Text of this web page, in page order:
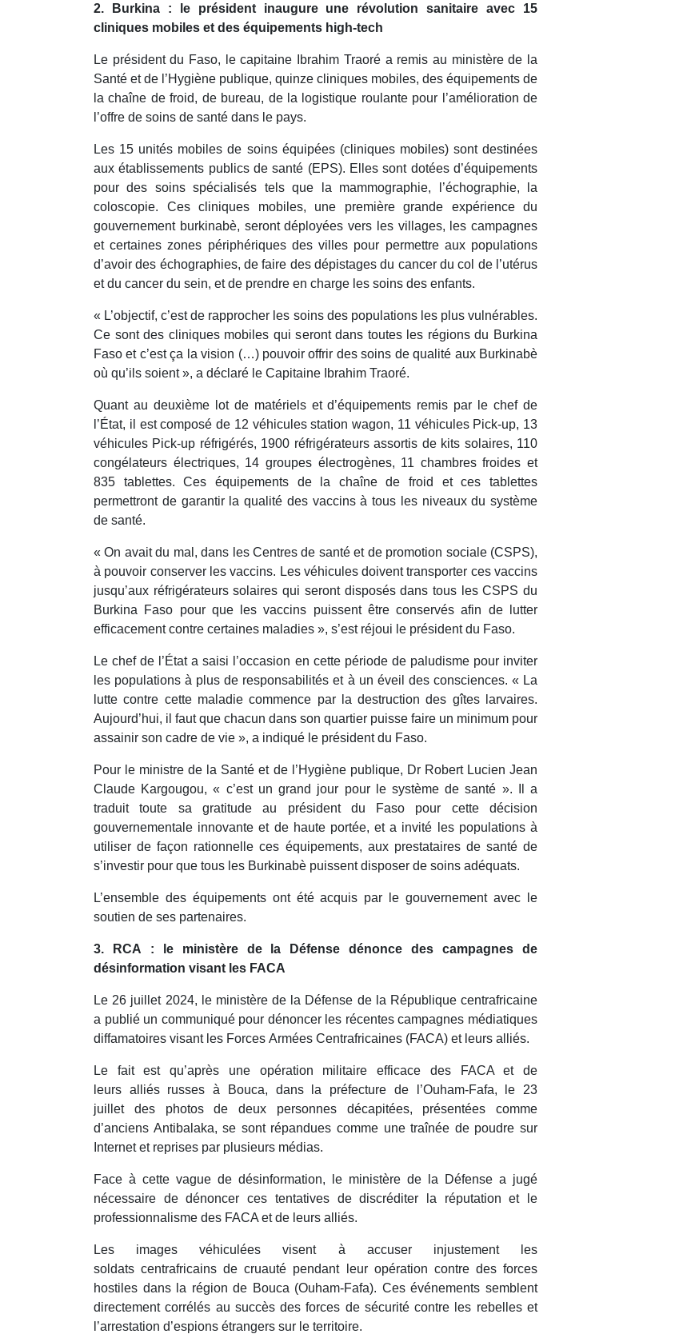
2. Burkina : le président inaugure une révolution sanitaire avec 15
cliniques mobiles et des équipements high-tech
Le président du Faso, le capitaine Ibrahim Traoré a remis au ministère de la
Santé et de l’Hygiène publique, quinze cliniques mobiles, des équipements de
la chaîne de froid, de bureau, de la logistique roulante pour l’amélioration de
l’offre de soins de santé dans le pays.
Les 15 unités mobiles de soins équipées (cliniques mobiles) sont destinées
aux établissements publics de santé (EPS). Elles sont dotées d’équipements
pour des soins spécialisés tels que la mammographie, l’échographie, la
coloscopie. Ces cliniques mobiles, une première grande expérience du
gouvernement burkinabè, seront déployées vers les villages, les campagnes
et certaines zones périphériques des villes pour permettre aux populations
d’avoir des échographies, de faire des dépistages du cancer du col de l’utérus
et du cancer du sein, et de prendre en charge les soins des enfants.
« L’objectif, c’est de rapprocher les soins des populations les plus vulnérables.
Ce sont des cliniques mobiles qui seront dans toutes les régions du Burkina
Faso et c’est ça la vision (…) pouvoir offrir des soins de qualité aux Burkinabè
où qu’ils soient », a déclaré le Capitaine Ibrahim Traoré.
Quant au deuxième lot de matériels et d’équipements remis par le chef de
l’État, il est composé de 12 véhicules station wagon, 11 véhicules Pick-up, 13
véhicules Pick-up réfrigérés, 1900 réfrigérateurs assortis de kits solaires, 110
congélateurs électriques, 14 groupes électrogènes, 11 chambres froides et
835 tablettes. Ces équipements de la chaîne de froid et ces tablettes
permettront de garantir la qualité des vaccins à tous les niveaux du système
de santé.
« On avait du mal, dans les Centres de santé et de promotion sociale (CSPS),
à pouvoir conserver les vaccins. Les véhicules doivent transporter ces vaccins
jusqu’aux réfrigérateurs solaires qui seront disposés dans tous les CSPS du
Burkina Faso pour que les vaccins puissent être conservés afin de lutter
efficacement contre certaines maladies », s’est réjoui le président du Faso.
Le chef de l’État a saisi l’occasion en cette période de paludisme pour inviter
les populations à plus de responsabilités et à un éveil des consciences. « La
lutte contre cette maladie commence par la destruction des gîtes larvaires.
Aujourd’hui, il faut que chacun dans son quartier puisse faire un minimum pour
assainir son cadre de vie », a indiqué le président du Faso.
Pour le ministre de la Santé et de l’Hygiène publique, Dr Robert Lucien Jean
Claude Kargougou, « c’est un grand jour pour le système de santé ». Il a
traduit toute sa gratitude au président du Faso pour cette décision
gouvernementale innovante et de haute portée, et a invité les populations à
utiliser de façon rationnelle ces équipements, aux prestataires de santé de
s’investir pour que tous les Burkinabè puissent disposer de soins adéquats.
L’ensemble des équipements ont été acquis par le gouvernement avec le
soutien de ses partenaires.
3. RCA : le ministère de la Défense dénonce des campagnes de
désinformation visant les FACA
Le 26 juillet 2024, le ministère de la Défense de la République centrafricaine
a publié un communiqué pour dénoncer les récentes campagnes médiatiques
diffamatoires visant les Forces Armées Centrafricaines (FACA) et leurs alliés.
Le fait est qu’après une opération militaire efficace des FACA et de
leurs alliés russes à Bouca, dans la préfecture de l’Ouham-Fafa, le 23
juillet des photos de deux personnes décapitées, présentées comme
d’anciens Antibalaka, se sont répandues comme une traînée de poudre sur
Internet et reprises par plusieurs médias.
Face à cette vague de désinformation, le ministère de la Défense a jugé
nécessaire de dénoncer ces tentatives de discréditer la réputation et le
professionnalisme des FACA et de leurs alliés.
Les images véhiculées visent à accuser injustement les
soldats centrafricains de cruauté pendant leur opération contre des forces
hostiles dans la région de Bouca (Ouham-Fafa). Ces événements semblent
directement corrélés au succès des forces de sécurité contre les rebelles et
l’arrestation d’espions étrangers sur le territoire.